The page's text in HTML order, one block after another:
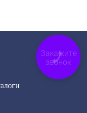
Закажите
звонок